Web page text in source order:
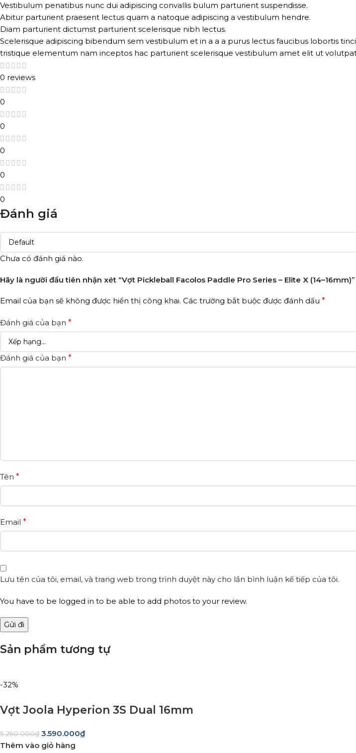
Vestibulum penatibus nunc dui adipiscing convallis bulum parturient suspendisse.
Abitur parturient praesent lectus quam a natoque adipiscing a vestibulum hendre.
Diam parturient dictumst parturient scelerisque nibh lectus.
Scelerisque adipiscing bibendum sem vestibulum et in a a a purus lectus faucibus lobortis
tristique elementum nam inceptos hac parturient scelerisque vestibulum amet elit ut
0 reviews
0
0
0
0
0
Đánh giá
Chưa có đánh giá nào.
Hãy là người đầu tiên nhận xét “Vợt Pickleball Facolos Paddle Pro Series – Elite X (14–16mm)”
Email của bạn sẽ không được hiển thị công khai. Các trường bắt buộc được đánh dấu *
Đánh giá của bạn *
Đánh giá của bạn *
Tên *
Email *
Lưu tên của tôi, email, và trang web trong trình duyệt này cho lần bình luận kế tiếp của tôi.
You have to be logged in to be able to add photos to your review.
Sản phẩm tương tự
-32%
Vợt Joola Hyperion 3S Dual 16mm
5.290.000₫ 3.590.000₫
Thêm vào giỏ hàng